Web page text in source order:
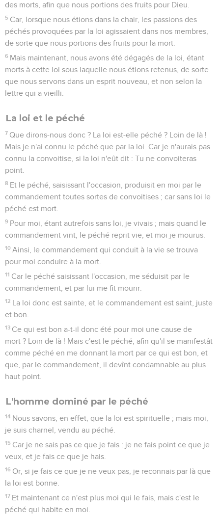
des morts, afin que nous portions des fruits pour Dieu.
5 Car, lorsque nous étions dans la chair, les passions des
péchés provoquées par la loi agissaient dans nos membres,
de sorte que nous portions des fruits pour la mort.
6 Mais maintenant, nous avons été dégagés de la loi, étant
morts à cette loi sous laquelle nous étions retenus, de sorte
que nous servons dans un esprit nouveau, et non selon la
lettre qui a vieilli.
La loi et le péché
7 Que dirons-nous donc ? La loi est-elle péché ? Loin de là !
Mais je n'ai connu le péché que par la loi. Car je n'aurais pas
connu la convoitise, si la loi n'eût dit : Tu ne convoiteras
point.
8 Et le péché, saisissant l'occasion, produisit en moi par le
commandement toutes sortes de convoitises ; car sans loi le
péché est mort.
9 Pour moi, étant autrefois sans loi, je vivais ; mais quand le
commandement vint, le péché reprit vie, et moi je mourus.
10 Ainsi, le commandement qui conduit à la vie se trouva
pour moi conduire à la mort.
11 Car le péché saisissant l'occasion, me séduisit par le
commandement, et par lui me fit mourir.
12 La loi donc est sainte, et le commandement est saint, juste
et bon.
13 Ce qui est bon a-t-il donc été pour moi une cause de
mort ? Loin de là ! Mais c'est le péché, afin qu'il se manifestât
comme péché en me donnant la mort par ce qui est bon, et
que, par le commandement, il devînt condamnable au plus
haut point.
L'homme dominé par le péché
14 Nous savons, en effet, que la loi est spirituelle ; mais moi,
je suis charnel, vendu au péché.
15 Car je ne sais pas ce que je fais : je ne fais point ce que je
veux, et je fais ce que je hais.
16 Or, si je fais ce que je ne veux pas, je reconnais par là que
la loi est bonne.
17 Et maintenant ce n'est plus moi qui le fais, mais c'est le
péché qui habite en moi.